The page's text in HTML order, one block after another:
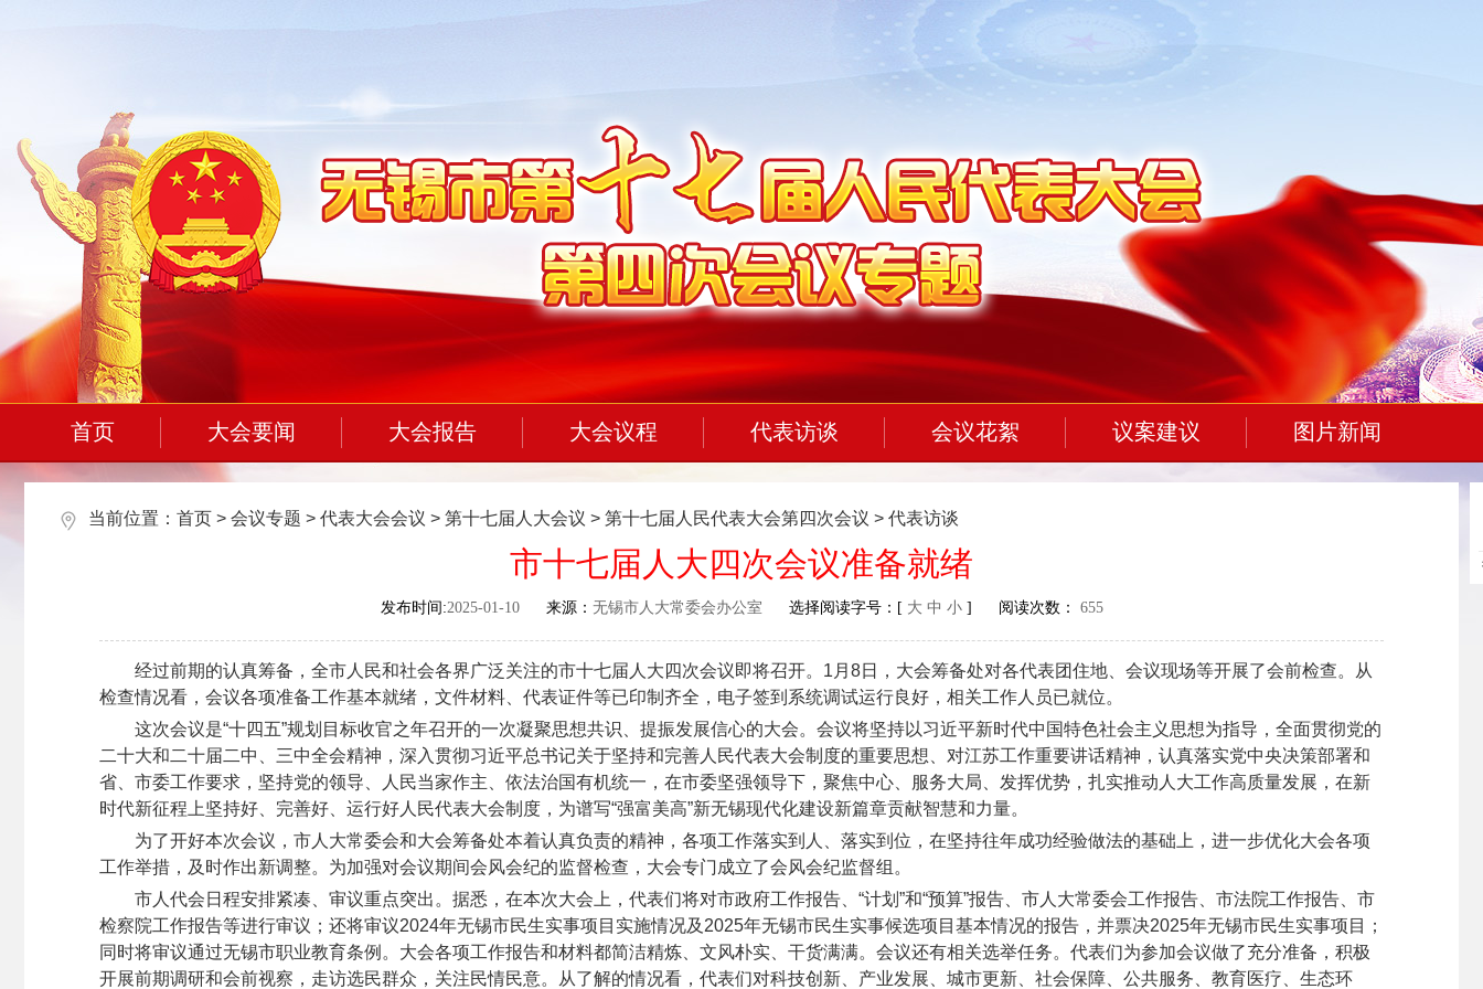
首页 大会要闻 大会报告 大会议程 代表访谈 会议花絮 议案建议 图片新闻
当前位置： 首页 > 会议专题 > 代表大会会议 > 第十七届人大会议 > 第十七届人民代表大会第四次会议 > 代表访谈
市十七届人大四次会议准备就绪
发布时间:2025-01-10来源： 无锡市人大常委会办公室 选择阅读字号：[ 大 中 小] 阅读次数： 655
经过前期的认真筹备，全市人民和社会各界广泛关注的市十七届人大四次会议即将召开。1月8日，大会筹备处对各代表团住地、会议现场等开展了会前检查。从
检查情况看，会议各项准备工作基本就绪，文件材料、代表证件等已印制齐全，电子签到系统调试运行良好，相关工作人员已就位。
这次会议是“十四五”规划目标收官之年召开的一次凝聚思想共识、提振发展信心的大会。会议将坚持以习近平新时代中国特色社会主义思想为指导，全面贯彻党的
二十大和二十届二中、三中全会精神，深入贯彻习近平总书记关于坚持和完善人民代表大会制度的重要思想、对江苏工作重要讲话精神，认真落实党中央决策部署和
省、市委工作要求，坚持党的领导、人民当家作主、依法治国有机统一，在市委坚强领导下，聚焦中心、服务大局、发挥优势，扎实推动人大工作高质量发展，在新
时代新征程上坚持好、完善好、运行好人民代表大会制度，为谱写“强富美高”新无锡现代化建设新篇章贡献智慧和力量。
为了开好本次会议，市人大常委会和大会筹备处本着认真负责的精神，各项工作落实到人、落实到位，在坚持往年成功经验做法的基础上，进一步优化大会各项
工作举措，及时作出新调整。为加强对会议期间会风会纪的监督检查，大会专门成立了会风会纪监督组。
市人代会日程安排紧凑、审议重点突出。据悉，在本次大会上，代表们将对市政府工作报告、“计划”和“预算”报告、市人大常委会工作报告、市法院工作报告、市
检察院工作报告等进行审议；还将审议2024年无锡市民生实事项目实施情况及2025年无锡市民生实事候选项目基本情况的报告，并票决2025年无锡市民生实事项目；
同时将审议通过无锡市职业教育条例。大会各项工作报告和材料都简洁精炼、文风朴实、干货满满。会议还有相关选举任务。代表们为参加会议做了充分准备，积极
开展前期调研和会前视察，走访选民群众，关注民情民意。从了解的情况看，代表们对科技创新、产业发展、城市更新、社会保障、公共服务、教育医疗、生态环